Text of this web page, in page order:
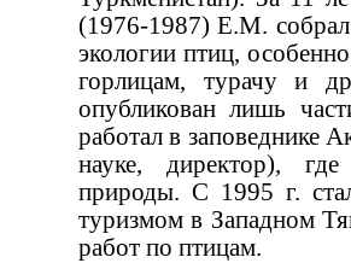
(1976-1987) Е.М.
экологии птиц,
горлицам, турачу и
опубликован лишь
работал в заповеднике
науке, директор),
природы. С 1995 г.
туризмом в Западном
работ по птицам.